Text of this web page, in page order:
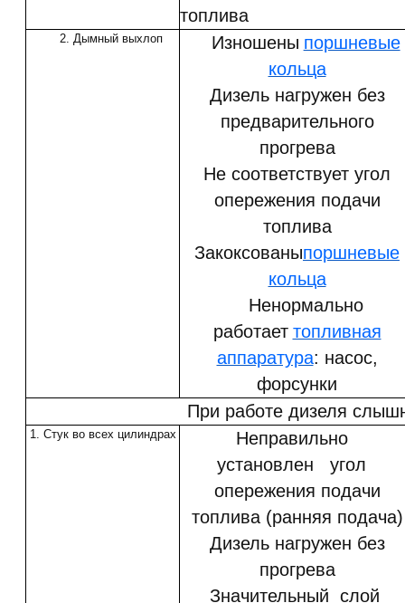
топлива
2. Дымный выхлоп Изношены поршневые
кольца
Дизель нагружен без
предварительного
прогрева
Не соответствует угол
опережения подачи
топлива
Закоксованыпоршневые
кольца
Ненормально
работает топливная
аппаратура: насос,
форсунки
При работе дизеля
1. Стук во всех цилиндрах
Неправильно
установлен угол
опережения подачи
топлива (ранняя подача)
Дизель нагружен без
прогрева
Значительный слой